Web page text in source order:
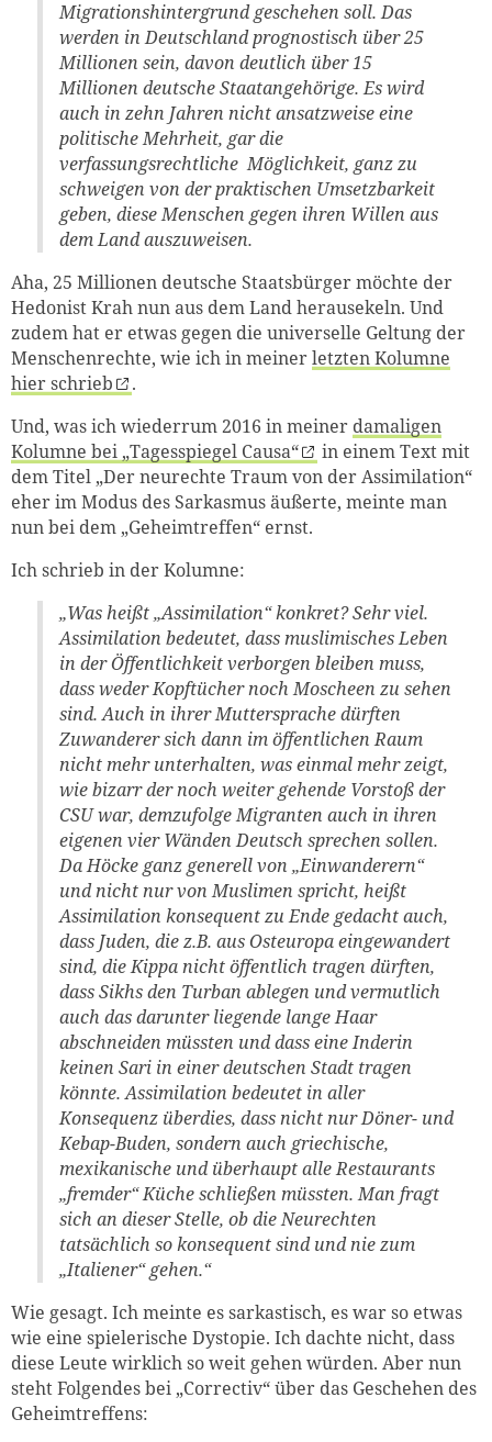
Migrationshintergrund geschehen soll. Das
werden in Deutschland prognostisch über 25
Millionen sein, davon deutlich über 15
Millionen deutsche Staatangehörige. Es wird
auch in zehn Jahren nicht ansatzweise eine
politische Mehrheit, gar die
verfassungsrechtliche Möglichkeit, ganz zu
schweigen von der praktischen Umsetzbarkeit
geben, diese Menschen gegen ihren Willen aus
dem Land auszuweisen.
Aha, 25 Millionen deutsche Staatsbürger möchte der
Hedonist Krah nun aus dem Land herausekeln. Und
zudem hat er etwas gegen die universelle Geltung der
Menschenrechte, wie ich in meinerletzten Kolumne
hier schrieb
.
Und, was ich wiederrum 2016 in meiner damaligen
Kolumne bei „Tagesspiegel Causa“
in einem Text mit
dem Titel „Der neurechte Traum von der Assimilation“
eher im Modus des Sarkasmus äußerte, meinte man
nun bei dem „Geheimtreffen“ ernst.
Ich schrieb in der Kolumne:
„Was heißt „Assimilation“ konkret? Sehr viel.
Assimilation bedeutet, dass muslimisches Leben
in der Öffentlichkeit verborgen bleiben muss,
dass weder Kopftücher noch Moscheen zu sehen
sind. Auch in ihrer Muttersprache dürften
Zuwanderer sich dann im öffentlichen Raum
nicht mehr unterhalten, was einmal mehr zeigt,
wie bizarr der noch weiter gehende Vorstoß der
CSU war, demzufolge Migranten auch in ihren
eigenen vier Wänden Deutsch sprechen sollen.
Da Höcke ganz generell von „Einwanderern“
und nicht nur von Muslimen spricht, heißt
Assimilation konsequent zu Ende gedacht auch,
dass Juden, die z.B. aus Osteuropa eingewandert
sind, die Kippa nicht öffentlich tragen dürften,
dass Sikhs den Turban ablegen und vermutlich
auch das darunter liegende lange Haar
abschneiden müssten und dass eine Inderin
keinen Sari in einer deutschen Stadt tragen
könnte. Assimilation bedeutet in aller
Konsequenz überdies, dass nicht nur Döner- und
Kebap-Buden, sondern auch griechische,
mexikanische und überhaupt alle Restaurants
„fremder“ Küche schließen müssten. Man fragt
sich an dieser Stelle, ob die Neurechten
tatsächlich so konsequent sind und nie zum
„Italiener“ gehen.“
Wie gesagt. Ich meinte es sarkastisch, es war so etwas
wie eine spielerische Dystopie. Ich dachte nicht, dass
diese Leute wirklich so weit gehen würden. Aber nun
steht Folgendes bei „Correctiv“ über das Geschehen des
Geheimtreffens: